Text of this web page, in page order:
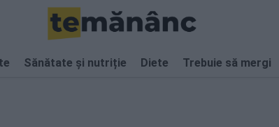
Sănătate și nutriție Diete Trebuie să mergi